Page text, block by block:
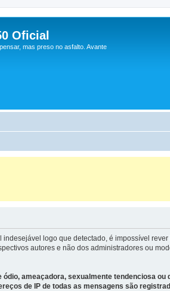
Oficial
mas preso no asfalto. Avante
logo que detectado, é impossível
autores e não dos administradores ou
ameaçadora, sexualmente tendenciosa
de IP de todas as mensagens são